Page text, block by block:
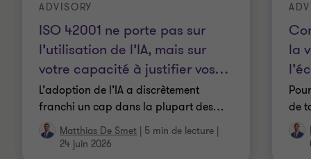
ISO 42001 ne porte pas sur
l’utilisation de l’IA, mais sur
votre capacité à justifier vos…
ADVISORY
L’adoption de l’IA a discrètement
franchi un cap dans la plupart des…
Matthias De Smet 5 min de lecture
24 juin 2026
la
de